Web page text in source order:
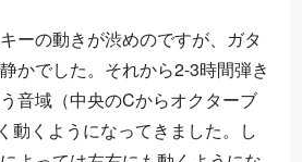
ーの動きが渋めのですが、ガタ
かでした。それから2-3時間弾き
音域（中央のCからオクターブ
動くようになってきました。し